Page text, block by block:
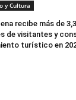
y Cultura
recibe más de 3,3
de visitantes y
turístico en